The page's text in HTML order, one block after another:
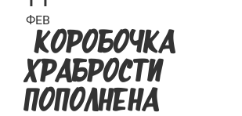
ФЕВ
«КОРОБОЧКА
ХРАБРОСТИ»
ПОПОЛНЕНА